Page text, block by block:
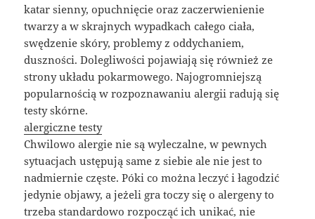
katar sienny, opuchnięcie oraz zaczerwienienie
twarzy a w skrajnych wypadkach całego ciała,
swędzenie skóry, problemy z oddychaniem,
duszności. Dolegliwości pojawiają się również ze
strony układu pokarmowego. Najogromniejszą
popularnością w rozpoznawaniu alergii radują się
testy skórne.
alergiczne testy
Chwilowo alergie nie są wyleczalne, w pewnych
sytuacjach ustępują same z siebie ale nie jest to
nadmiernie częste. Póki co można leczyć i łagodzić
jedynie objawy, a jeżeli gra toczy się o alergeny to
trzeba standardowo rozpocząć ich unikać, nie